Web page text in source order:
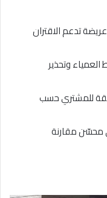
تدعم الاقتران
وتحذير
للمشتري حسب
محسّن مقارنة